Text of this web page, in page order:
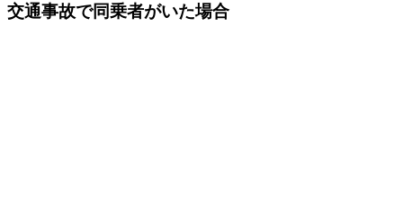
交通事故で同乗者がいた場合